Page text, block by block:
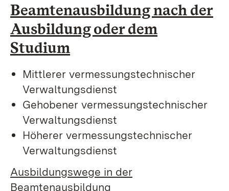
Beamtenausbildung nach der
Ausbildung oder dem
Studium
Mittlerer vermessungstechnischer
Verwaltungsdienst
Gehobener vermessungstechnischer
Verwaltungsdienst
Höherer vermessungstechnischer
Verwaltungsdienst
Ausbildungswege in der
Beamtenausbildung